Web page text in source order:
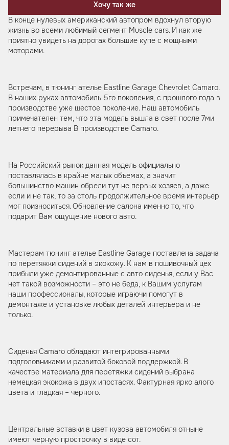
Хочу так же
В конце нулевых американский автопром вдохнул вторую
жизнь во всеми любимый сегмент Muscle cars. И как же
приятно увидеть на дорогах большие купе с мощными
моторами.
Встречам, в тюнинг ателье Eastline Garage Chevrolet Camaro.
В наших руках автомобиль 5го поколения, с прошлого года в
производстве уже шестое поколение. Наш автомобиль
примечателен тем, что эта модель вышла в свет после 7ми
летнего перерыва В производстве Camaro.
На Российский рынок данная модель официально
поставлялась в крайне малых объемах, а значит
большинство машин обрели тут не первых хозяев, а даже
если и не так, то за столь продолжительное время интерьер
мог поизноситься. Обновление салона именно то, что
подарит Вам ощущение нового авто.
Мастерам тюнинг ателье Eastline Garage поставлена задача
по перетяжки сидений в экокожу. К нам в пошивочный цех
прибыли уже демонтированные с авто сиденья, если у Вас
нет такой возможности – это не беда, к Вашим услугам
наши профессионалы, которые играючи помогут в
демонтаже и установке любых деталей интерьера и не
только.
Сиденья Camaro обладают интегрированными
подголовниками и развитой боковой поддержкой. В
качестве материала для перетяжки сидений выбрана
немецкая экокожа в двух ипостасях. Фактурная ярко алого
цвета и гладкая – черного.
Центральные вставки в цвет кузова автомобиля отныне
имеют черную прострочку в виде сот.